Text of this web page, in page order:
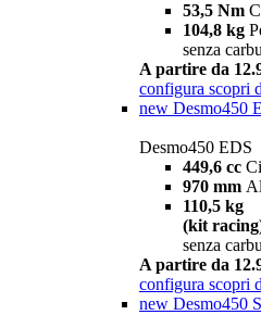
53,5 Nm
104,8 kg
senza
A partire da
configura scopri
new Desmo450
Desmo450 EDS
449,6 cc
970 mm
110,5 kg
(kit
senza
A partire da
configura scopri
new Desmo450